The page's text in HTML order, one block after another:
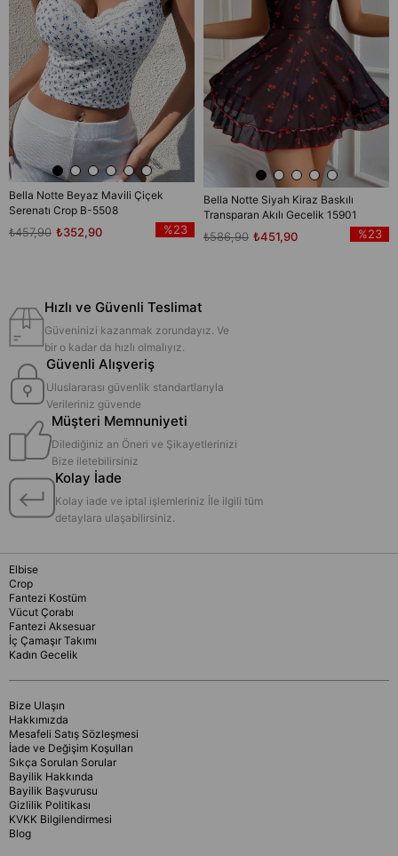
Bella Notte Beyaz Mavili Çiçek
Serenatı Crop B-5508
₺352,90
₺457,90 %23
Bella Notte Siyah Kiraz Baskılı
Transparan Akılı Gecelik 15901
₺451,90
₺586,90 %23
Hızlı ve Güvenli Teslimat
Güveninizi kazanmak zorundayız. Ve
bir o kadar da hızlı olmalıyız.
Güvenli Alışveriş
Uluslararası güvenlik standartlarıyla
Verileriniz güvende
Müşteri Memnuniyeti
Dilediğiniz an Öneri ve Şikayetlerinizi
Bize iletebilirsiniz
Kolay İade
Kolay iade ve iptal işlemleriniz İle ilgili tüm
detaylara ulaşabilirsiniz.
Elbise
Crop
Fantezi Kostüm
Vücut Çorabı
Fantezi Aksesuar
İç Çamaşır Takımı
Kadın Gecelik
Bize Ulaşın
Hakkımızda
Mesafeli Satış Sözleşmesi
İade ve Değişim Koşulları
Sıkça Sorulan Sorular
Bayilik Hakkında
Bayilik Başvurusu
Gizlilik Politikası
KVKK Bilgilendirmesi
Blog